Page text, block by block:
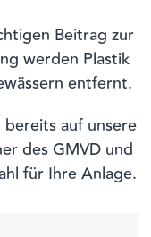
Beitrag zur
werden Plastik
entfernt.
auf unsere
des GMVD und
für Ihre Anlage.